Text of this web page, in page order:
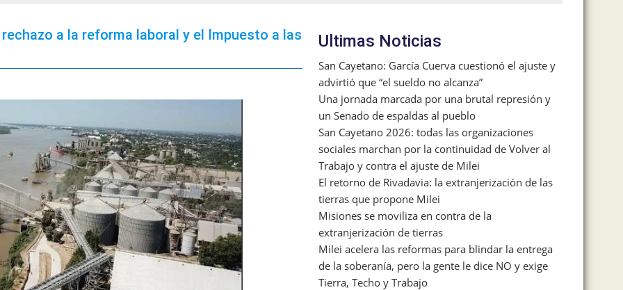
a la reforma laboral y el Impuesto a las
Ultimas Noticias
San Cayetano: García Cuerva cuestionó el ajuste y
advirtió que “el sueldo no alcanza”
Una jornada marcada por una brutal represión y
un Senado de espaldas al pueblo
San Cayetano 2026: todas las organizaciones
sociales marchan por la continuidad de Volver al
Trabajo y contra el ajuste de Milei
El retorno de Rivadavia: la extranjerización de las
tierras que propone Milei
Misiones se moviliza en contra de la
extranjerización de tierras
Milei acelera las reformas para blindar la entrega
de la soberanía, pero la gente le dice NO y exige
Tierra, Techo y Trabajo